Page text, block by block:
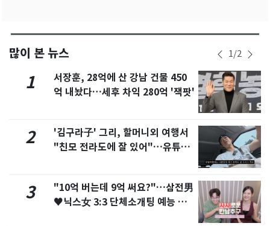
많이 본 뉴스 1/2
1
서장훈, 28억에 산 강남 건물 450
억 내놨다…세후 차익 280억 '잭팟'
2
'김구라子' 그리, 할머니외 여행서
"친모 전라도에 잘 있어"…유튜브
3
"10억 버는데 9억 써요?"…삼전男
♥닉스女 3:3 단체소개팅 예능 화